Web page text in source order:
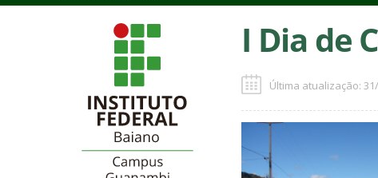
I Dia de
Última atualização: